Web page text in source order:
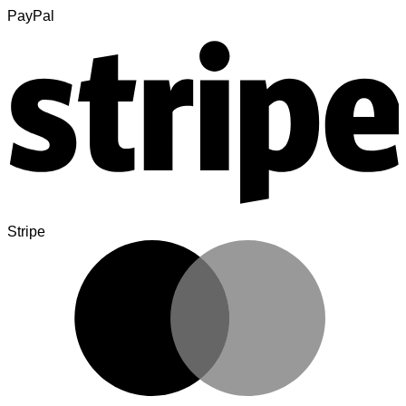
PayPal
Stripe